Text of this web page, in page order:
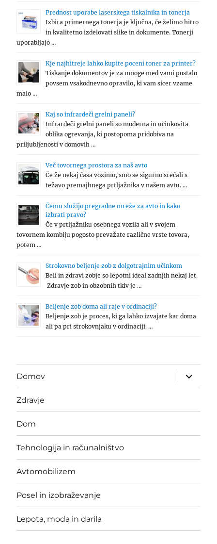
Prednost uporabe laserskega tiskalnika in tonerja
Izbira primernega tonerja je ključna, če želimo hitro
in kvalitetno izdelovati slike in dokumente. Tonerji
uporabljajo …
Kje najhitreje lahko kupite poceni toner za printer?
Tiskanje dokumentov je za mnoge med vami postalo
povsem vsakodnevno opravilo, ki vam sicer vzame
malo …
Kaj so infrardeči grelni paneli?
Infrardeči grelni paneli so moderna in učinkovita
oblika ogrevanja, ki postopoma pridobiva na
priljubljenosti v domovih …
Več tovornega prostora za naš avto
Če že nekaj časa vozimo, smo se sigurno srečali s
težavo premajhnega prtljažnika v našem avtu. …
Čemu služijo pregradne mreže za avto in kako
izbrati pravo?
Če v prtljažniku osebnega vozila ali v svojem
tovornem kombiju pogosto prevažate različne vrste tovora,
potem …
Strokovno beljenje zob z dolgotrajnim učinkom
Beli in zdravi zobje so lepotni ideal zadnjih nekaj let.
Zdravje zob in obzobnih tkiv je …
Beljenje zob doma ali raje v ordinaciji?
Beljenje zob je proces, ki ga lahko izvajate kar doma
ali pa pri strokovnjaku v ordinaciji. …
Domov
expand
child
menu
Zdravje
Dom
Tehnologija in računalništvo
Avtomobilizem
Posel in izobraževanje
Lepota, moda in darila